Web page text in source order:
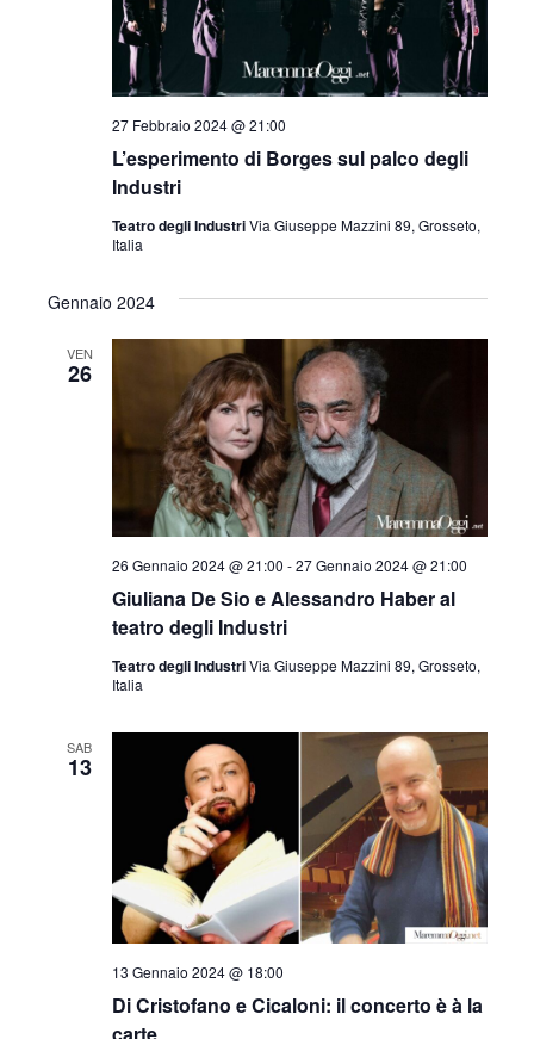
L’esperimento di Borges sul palco degli
Industri
27 Febbraio 2024 @ 21:00
Teatro degli IndustriVia Giuseppe Mazzini 89, Grosseto,
Italia
Gennaio 2024
VEN
26
Giuliana De Sio e Alessandro Haber al
teatro degli Industri
26 Gennaio 2024 @ 21:00 -27 Gennaio 2024 @ 21:00
Teatro degli IndustriVia Giuseppe Mazzini 89, Grosseto,
Italia
SAB
13
Di Cristofano e Cicaloni: il concerto è à la
carte
13 Gennaio 2024 @ 18:00